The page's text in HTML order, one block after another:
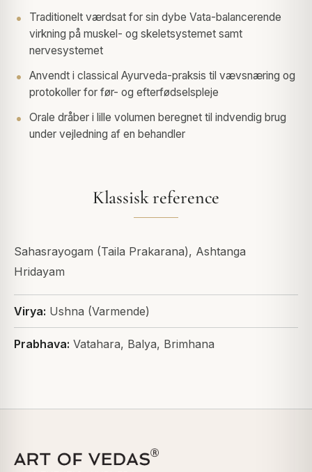
Traditionelt værdsat for sin dybe Vata-balancerende
virkning på muskel- og skeletsystemet samt
nervesystemet
Anvendt i classical Ayurveda-praksis til vævsnæring og
protokoller for før- og efterfødselspleje
Orale dråber i lille volumen beregnet til indvendig brug
under vejledning af en behandler
Klassisk reference
Sahasrayogam (Taila Prakarana), Ashtanga
Hridayam
Virya: Ushna (Varmende)
Prabhava: Vatahara, Balya, Brimhana